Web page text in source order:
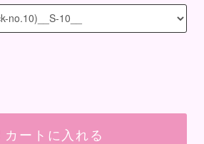
カートに入れる